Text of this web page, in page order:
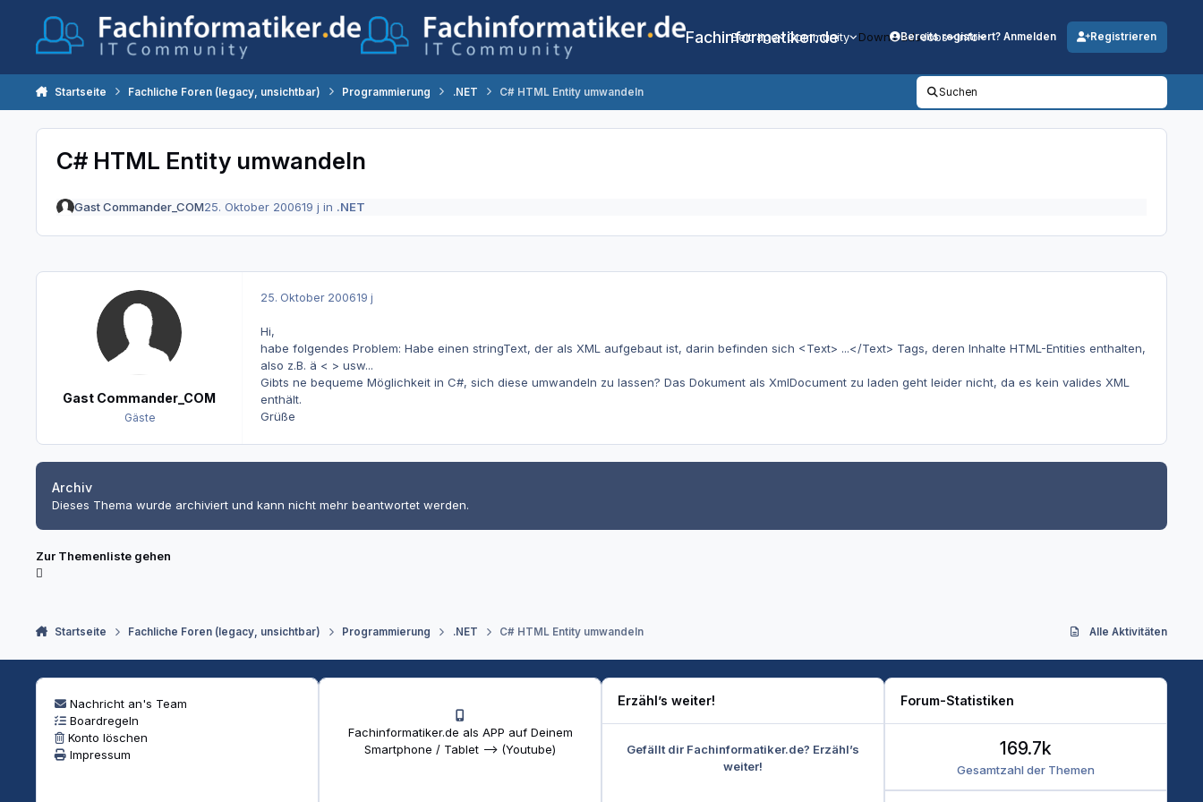
Fachinformatiker.de
Beiträge Community DownloadsJobs Info
Bereits registriert? Anmelden Registrieren
Startseite Fachliche Foren (legacy, unsichtbar) Programmierung .NET C# HTML Entity umwandeln Suchen
C# HTML Entity umwandeln
Gast Commander_COM25. Oktober 200619 j in .NET
Gast Commander_COM
Gäste
25. Oktober 200619 j
Hi,
habe folgendes Problem: Habe einen stringText, der als XML aufgebaut ist, darin befinden sich <Text> ...</Text> Tags, deren Inhalte HTML-Entities enthalten,
also z.B. ä < > usw...
Gibts ne bequeme Möglichkeit in C#, sich diese umwandeln zu lassen? Das Dokument als XmlDocument zu laden geht leider nicht, da es kein valides XML
enthält.
Grüße
Archiv
Dieses Thema wurde archiviert und kann nicht mehr beantwortet werden.
Zur Themenliste gehen
Startseite Fachliche Foren (legacy, unsichtbar) Programmierung .NET C# HTML Entity umwandeln Alle Aktivitäten
Nachricht an's Team
Boardregeln
Konto löschen
Impressum
Fachinformatiker.de als APP auf Deinem
Smartphone / Tablet --> (Youtube)
Erzähl’s weiter!
Gefällt dir Fachinformatiker.de? Erzähl’s
weiter!
Forum-Statistiken
Gesamtzahl der Themen
169.7k